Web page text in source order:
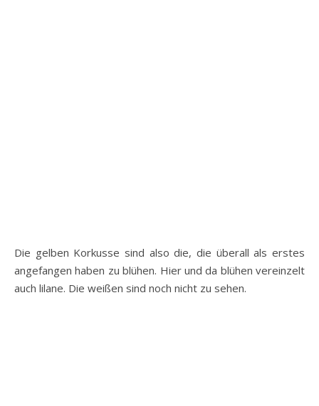
Die gelben Korkusse sind also die, die überall als erstes
angefangen haben zu blühen. Hier und da blühen vereinzelt
auch lilane. Die weißen sind noch nicht zu sehen.